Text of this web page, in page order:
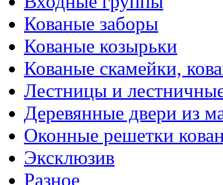
Кованые заборы
Кованые козырьки
Кованые скамейки,
Лестницы и
Деревянные двери из
Оконные решетки
Эксклюзив
Разное